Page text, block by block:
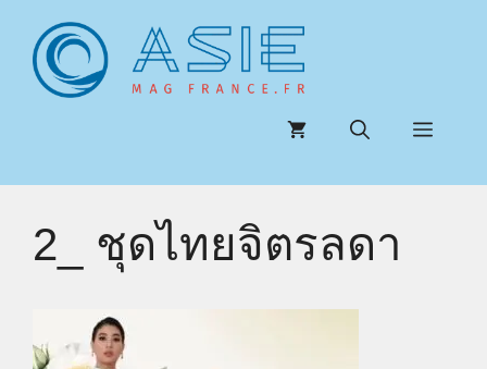
contenu
Menu
2_ ชุดไทยจิตรลดา